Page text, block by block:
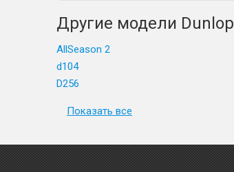
Другие модели Dunlop
AllSeason 2
d104
D256
Показать все